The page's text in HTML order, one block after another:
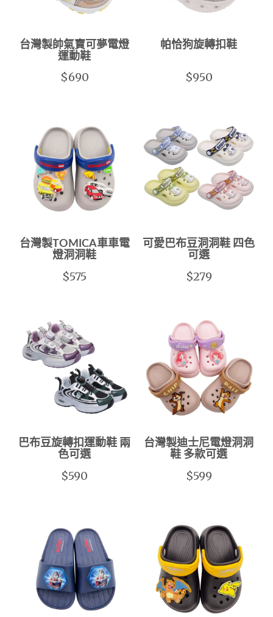
台灣製帥氣寶可夢電燈
運動鞋
$690
帕恰狗旋轉扣鞋
$950
台灣製TOMICA車車電
燈洞洞鞋
$575
可愛巴布豆洞洞鞋 四色
可選
$279
巴布豆旋轉扣運動鞋 兩
色可選
$590
台灣製迪士尼電燈洞洞
鞋 多款可選
$599